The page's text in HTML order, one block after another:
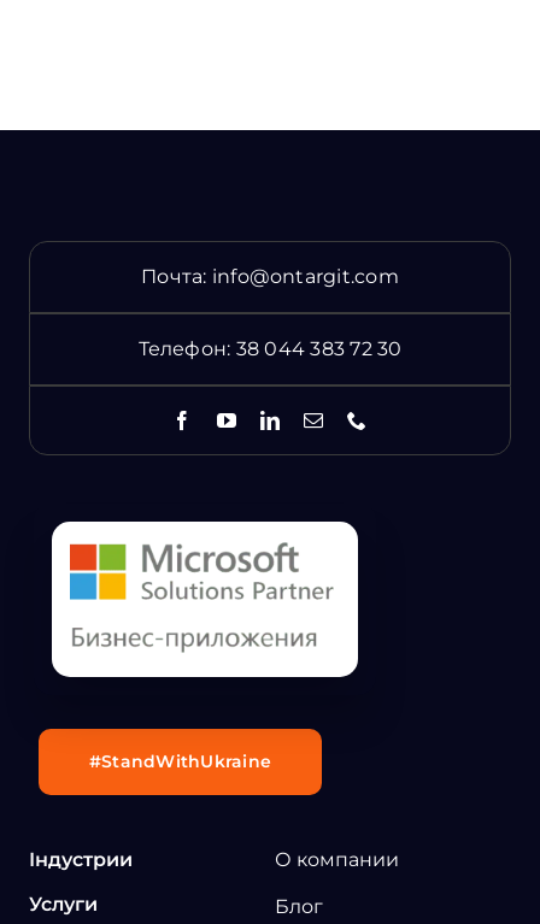
Почта: info@ontargit.com
Телефон: 38 044 383 72 30
Індустрии
Услуги
О компании
Блог
#StandWithUkraine